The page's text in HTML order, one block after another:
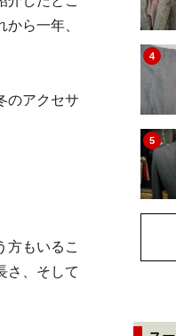
ら一年、
のアクセサ
方もいるこ
さ、そして
4
5